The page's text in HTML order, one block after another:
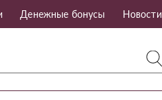
Денежные бонусы Новости